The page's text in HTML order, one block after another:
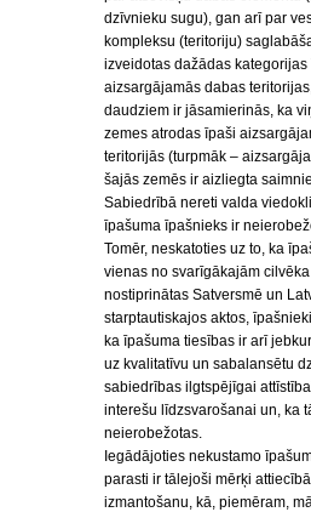
dzīvnieku sugu), gan arī par
kompleksu (teritoriju)
izveidotas dažādas kategorijas
aizsargājamās dabas
daudziem ir jāsamierinās, ka
zemes atrodas īpaši
teritorijās (turpmāk –
šajās zemēs ir aizliegta
Sabiedrībā nereti valda
īpašuma īpašnieks ir
Tomēr, neskatoties uz to, ka
vienas no svarīgākajām
nostiprinātas Satversmē un
starptautiskajos aktos,
ka īpašuma tiesības ir arī
uz kvalitatīvu un sabalansētu
sabiedrības ilgtspējīgai
interešu līdzsvarošanai un, ka
neierobežotas.
Iegādājoties nekustamo
parasti ir tālejoši mērķi
izmantošanu, kā, piemēram,